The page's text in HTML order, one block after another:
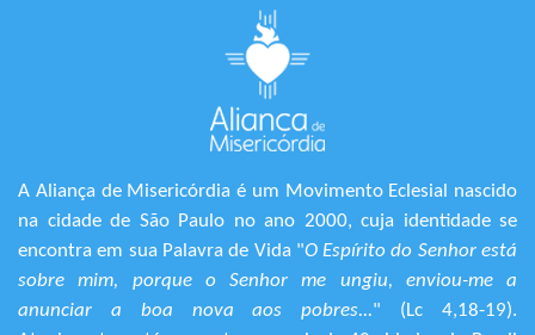
A Aliança de Misericórdia é um Movimento Eclesial nascido
na cidade de São Paulo no ano 2000, cuja identidade se
encontra em sua Palavra de Vida "O Espírito do Senhor está
sobre mim, porque o Senhor me ungiu, enviou-me a
anunciar a boa nova aos pobres..." (Lc 4,18-19).